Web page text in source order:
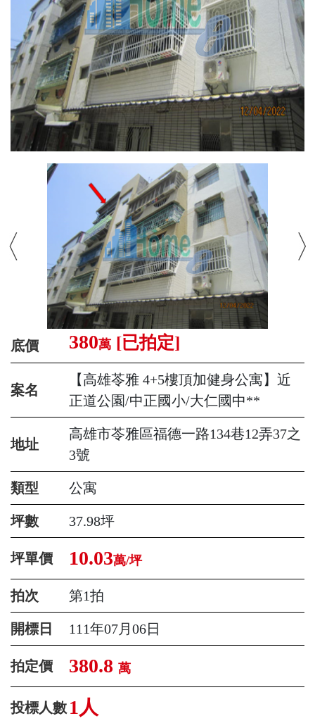
底價 380萬 [已拍定]
案名
【高雄苓雅 4+5樓頂加健身公寓】近
正道公園/中正國小/大仁國中**
地址
高雄市苓雅區福德一路134巷12弄37之
3號
類型 公寓
坪數 37.98坪
坪單價 10.03萬/坪
拍次 第1拍
開標日 111年07月06日
拍定價 380.8 萬
投標人數 1人